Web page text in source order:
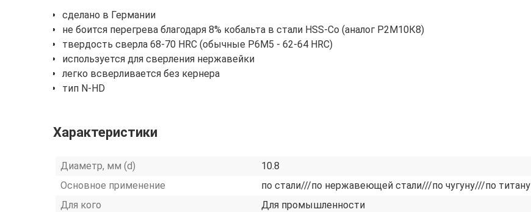
сделано в Германии
не боится перегрева благодаря 8% кобальта в стали HSS-Co (аналог Р2М10К8)
твердость сверла 68-70 HRC (обычные Р6М5 - 62-64 HRC)
используется для сверления нержавейки
легко всверливается без кернера
тип N-HD
Характеристики
Диаметр, мм (d)
10.8
Основное применение
по стали///по нержавеющей стали///по чугуну///по титану
Для кого
Для промышленности